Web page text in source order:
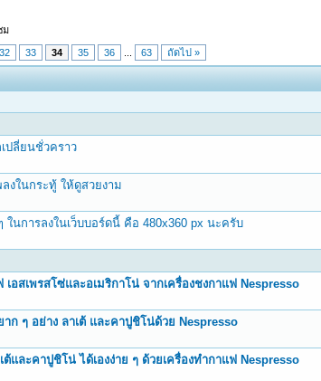
ม
32 33 34 35 36 63 ถัดไป »
ปลี่ยนชั่วคราว
งในกระทู้ ให้ดูสวยงาม
นการลงในเว็บบอร์ดนี้ คือ 480x360 px นะครับ
เอสเพรสโซ่และอเมริกาโน่ จากเครื่องชงกาแฟ Nespresso
0 Vote(s) - 0 out of 5 in Average
12345
ก ๆ อย่าง ลาเต้ และคาปูชิโน่ด้วย Nespresso0 Vote(s) - 0 out of 5 in Average
ต้และคาปูชิโน่ ได้เองง่าย ๆ ด้วยเครื่องทำกาแฟ Nespresso
0 Vote(s) - 0 out of 5 in Average
12345